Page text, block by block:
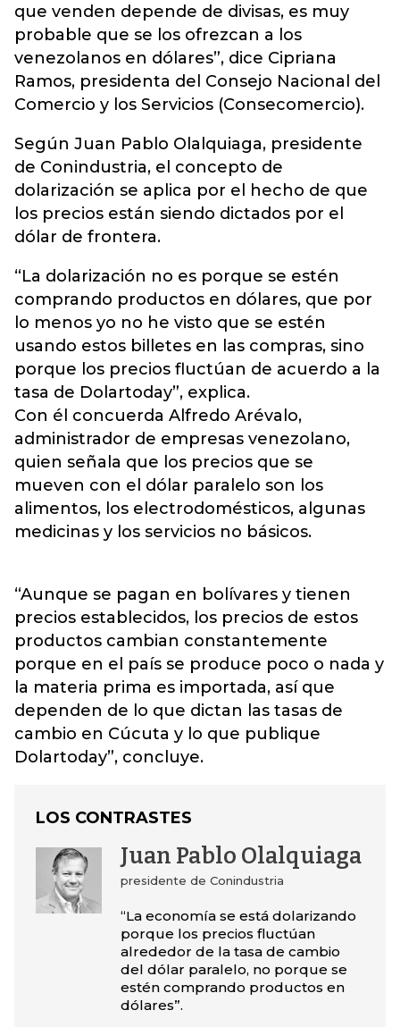
que venden depende de divisas, es muy
probable que se los ofrezcan a los
venezolanos en dólares”, dice Cipriana
Ramos, presidenta del Consejo Nacional del
Comercio y los Servicios (Consecomercio).
Según Juan Pablo Olalquiaga, presidente
de Conindustria, el concepto de
dolarización se aplica por el hecho de que
los precios están siendo dictados por el
dólar de frontera.
“La dolarización no es porque se estén
comprando productos en dólares, que por
lo menos yo no he visto que se estén
usando estos billetes en las compras, sino
porque los precios fluctúan de acuerdo a la
tasa de Dolartoday”, explica.
Con él concuerda Alfredo Arévalo,
administrador de empresas venezolano,
quien señala que los precios que se
mueven con el dólar paralelo son los
alimentos, los electrodomésticos, algunas
medicinas y los servicios no básicos.
“Aunque se pagan en bolívares y tienen
precios establecidos, los precios de estos
productos cambian constantemente
porque en el país se produce poco o nada y
la materia prima es importada, así que
dependen de lo que dictan las tasas de
cambio en Cúcuta y lo que publique
Dolartoday”, concluye.
LOS CONTRASTES
Juan Pablo Olalquiaga
presidente de Conindustria
“La economía se está dolarizando
porque los precios fluctúan
alrededor de la tasa de cambio
del dólar paralelo, no porque se
estén comprando productos en
dólares”.